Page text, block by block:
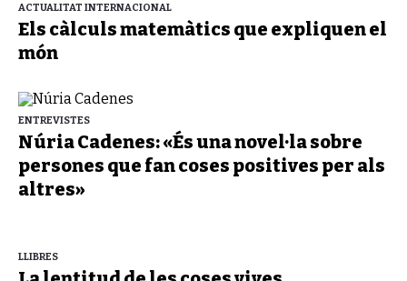
ACTUALITAT INTERNACIONAL
Els càlculs matemàtics que expliquen el
món
ENTREVISTES
Núria Cadenes: «És una novel·la sobre
persones que fan coses positives per als
altres»
LLIBRES